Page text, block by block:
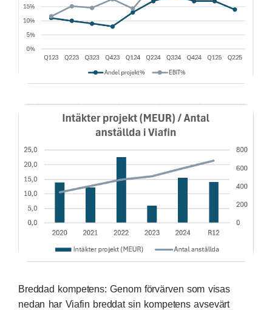
Breddad kompetens: Genom förvärven som visas
nedan har Viafin breddat sin kompetens avsevärt